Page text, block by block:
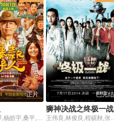
正片
葛优,李雪琴,杨皓宇,桑平,刘敏涛,危笑,吕行,立立福桥,吴磊,贾冰,龚蓓苾,张子贤,金广发,雷佳音,赵天爱,牛犇,徐朝英,梁植,樊登,蒋易,方龄
已完结
狮神决战之终极一战
王伟良,林俊